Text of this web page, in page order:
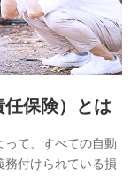
て個人情報の取
任保険）とは
って、すべての自動
付けられている損